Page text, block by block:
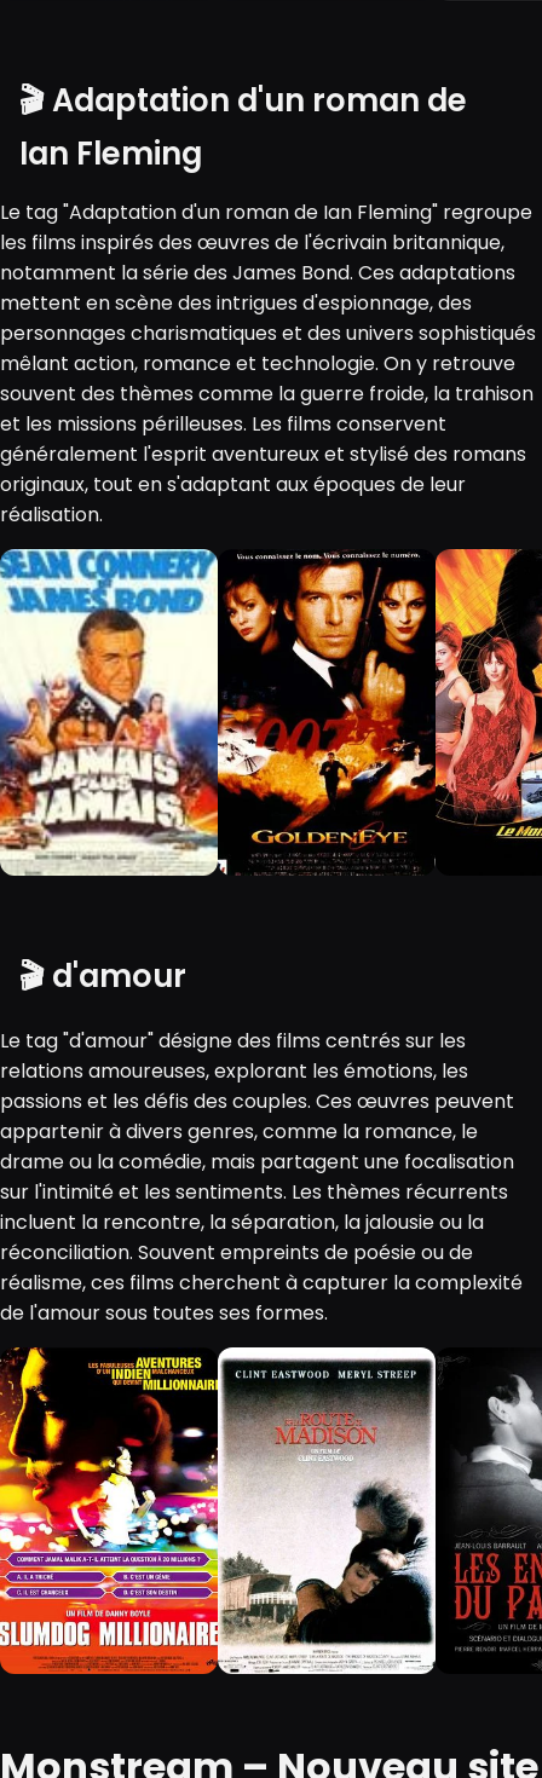
🎬 Adaptation d'un roman de
Ian Fleming
Le tag "Adaptation d'un roman de Ian Fleming" regroupe
les films inspirés des œuvres de l'écrivain britannique,
notamment la série des James Bond. Ces adaptations
mettent en scène des intrigues d'espionnage, des
personnages charismatiques et des univers sophistiqués
mêlant action, romance et technologie. On y retrouve
souvent des thèmes comme la guerre froide, la trahison
et les missions périlleuses. Les films conservent
généralement l'esprit aventureux et stylisé des romans
originaux, tout en s'adaptant aux époques de leur
réalisation.
🎬 d'amour
Le tag "d'amour" désigne des films centrés sur les
relations amoureuses, explorant les émotions, les
passions et les défis des couples. Ces œuvres peuvent
appartenir à divers genres, comme la romance, le
drame ou la comédie, mais partagent une focalisation
sur l'intimité et les sentiments. Les thèmes récurrents
incluent la rencontre, la séparation, la jalousie ou la
réconciliation. Souvent empreints de poésie ou de
réalisme, ces films cherchent à capturer la complexité
de l'amour sous toutes ses formes.
Monstream – Nouveau site